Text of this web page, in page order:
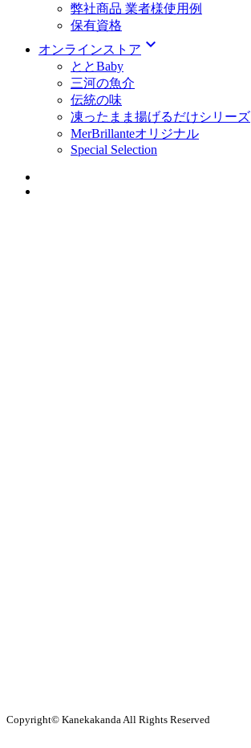
弊社商品 業者様使用例
保有資格
オンラインストア expand_more
ととBaby
三河の魚介
伝統の味
凍ったまま揚げるだけシリーズ
MerBrillanteオリジナル
Special Selection
Copyright© Kanekakanda All Rights Reserved